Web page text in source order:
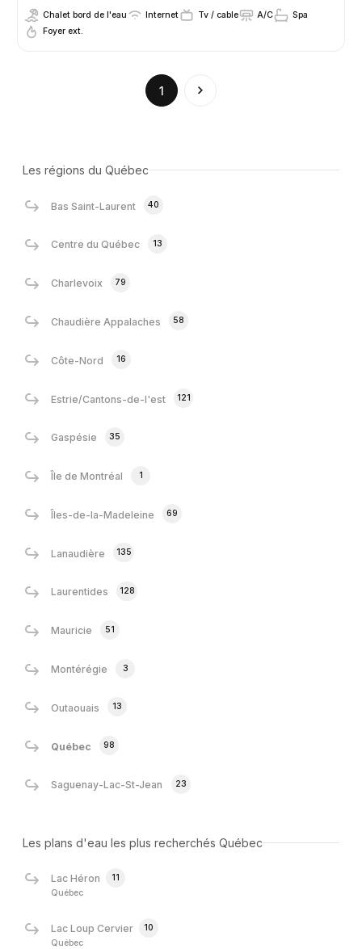
Chalet bord de l'eau
Internet Tv / cable A/C
Spa
Foyer ext.
1
(current)
Les régions du Québec
Bas Saint-Laurent 40
Centre du Québec 13
Charlevoix 79
Chaudière Appalaches 58
Côte-Nord 16
Estrie/Cantons-de-l'est 121
Gaspésie 35
Île de Montréal 1
Îles-de-la-Madeleine 69
Lanaudière 135
Laurentides 128
Mauricie 51
Montérégie 3
Outaouais 13
Québec 98
Saguenay-Lac-St-Jean 23
Les plans d'eau les plus recherchés Québec
Lac Héron
11
Québec
Lac Loup Cervier
10
Québec